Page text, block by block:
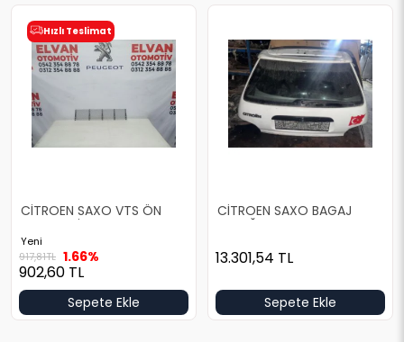
Hızlı Teslimat
CİTROEN SAXO VTS ÖN
TAMPON İÇ IZGARA
Yeni
917,81TL 1.66%
902,60 TL
Sepete Ekle
CİTROEN SAXO BAGAJ
KAPAĞI
13.301,54 TL
Sepete Ekle